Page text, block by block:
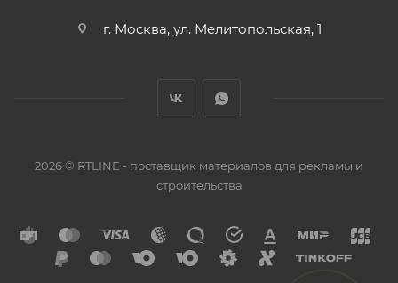
г. Москва, ул. Мелитопольская, 1
2026 © RTLINE - поставщик материалов для рекламы и
строительства